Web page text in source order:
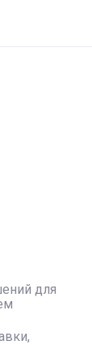
для